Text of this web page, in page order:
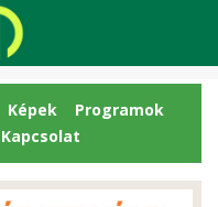
Képek
Programok
Kapcsolat